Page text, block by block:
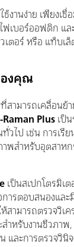
ช้งานง่าย เพียงเ
ฟเบอร์ออฟติก แ
ตอร์ หรือ แท็บเล็
องคุณ
สามารถเคลื่อน
Raman Plusเป็
วไป เช่น การเรี
สำหรับอุตสาหก
เป็นสเปกโตรมิเ
การตอบสนองแ
สามารถตรวจวิเค
สำหรับงานชีวภ
และการตรวจวินิ